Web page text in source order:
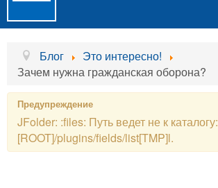
Главная
Об учреждении
Новости
Образовательные услуги
Блог
Это интересно!
Зачем нужна гражданская оборона?
Предупреждение
JFolder: :files: Путь ведет не к каталогу:
[ROOT]/plugins/fields/list[TMP]l.